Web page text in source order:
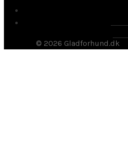
© 2026 Gladforhund.dk